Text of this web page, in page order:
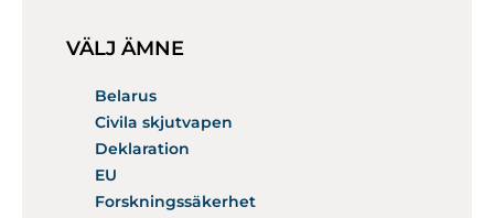
VÄLJ ÄMNE
Belarus
Civila skjutvapen
Deklaration
EU
Forskningssäkerhet